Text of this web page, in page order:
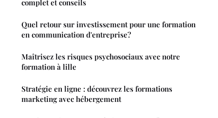
complet et conseils
Quel retour sur investissement pour une formation
en communication d'entreprise?
Maîtrisez les risques psychosociaux avec notre
formation à lille
Stratégie en ligne : découvrez les formations
marketing avec hébergement